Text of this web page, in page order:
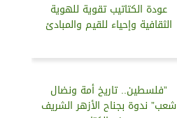
عودة الكتاتيب تقوية للهوية
الثقافية وإحياء للقيم والمبادئ
”فلسطين.. تاريخ أمة ونضال
شعب” ندوة بجناح الأزهر الشريف